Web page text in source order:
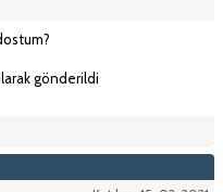
gönderildi